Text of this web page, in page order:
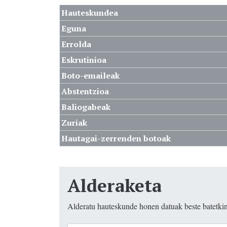
Hauteskundea
Eguna
Errolda
Eskrutinioa
Boto-emaileak
Abstentzioa
Baliogabeak
Zuriak
Hautagai-zerrenden botoak
Alderaketa
Alderatu hauteskunde honen datuak beste